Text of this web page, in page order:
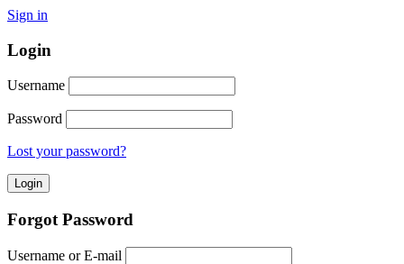
Sign in
Login
Username
Password
Lost your password?
Forgot Password
Username or E-mail